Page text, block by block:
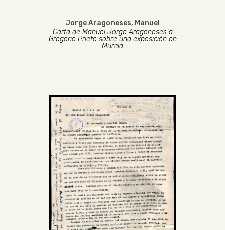
Jorge Aragoneses, Manuel
Carta de Manuel Jorge Aragoneses a
Gregorio Prieto sobre una exposición en
Murcia